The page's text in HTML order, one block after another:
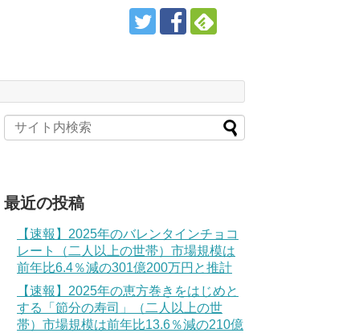
最近の投稿
【速報】2025年のバレンタインチョコ
レート（二人以上の世帯）市場規模は
前年比6.4％減の301億200万円と推計
【速報】2025年の恵方巻きをはじめと
する「節分の寿司」（二人以上の世
帯）市場規模は前年比13.6％減の210億